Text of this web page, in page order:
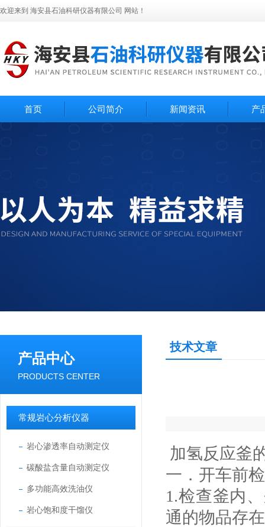
欢迎来到 海安县石油科研仪器有限公司 网站！
首页 公司简介 新闻资讯 产
产品中心
PRODUCTS CENTER
常规岩心分析仪器
岩心渗透率自动测定仪
碳酸盐含量自动测定仪
多功能高效洗油仪
岩心饱和度干馏仪
技术文章
加氢反应釜
一．开车前
1.检查釜内
通的物品存